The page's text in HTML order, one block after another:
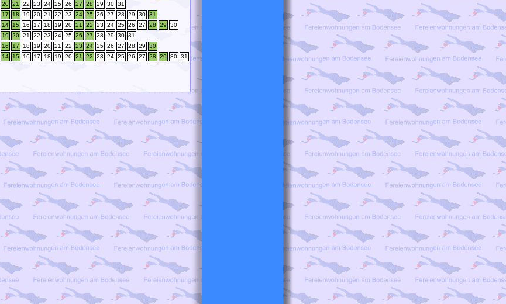
20 21 22 23 24 25 26 27 28 29 30 31
17 18 19 20 21 22 23 24 25 26 27 28 29 30 31
14 15 16 17 18 19 20 21 22 23 24 25 26 27 28 29
30
19 20 21 22 23 24 25 26 27 28 29 30 31
16 17 18 19 20 21 22 23 24 25 26 27 28 29
30
14 15 16 17 18 19 20 21 22 23 24 25 26 27 28 29 30 31